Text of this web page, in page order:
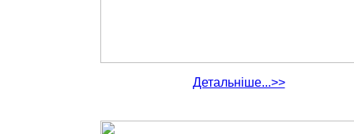
Детальніше...>>